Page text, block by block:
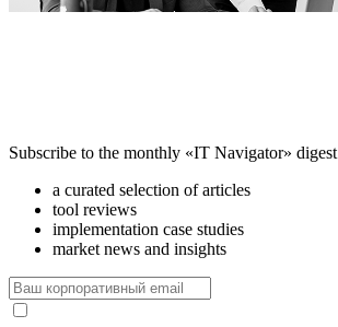
Subscribe to the monthly «IT Navigator» digest
a curated selection of articles
tool reviews
implementation case studies
market news and insights